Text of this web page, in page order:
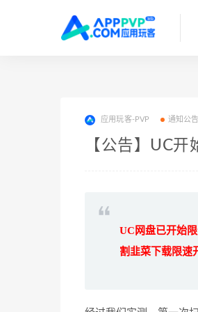
应用玩客-PVP 通知公告
【公告】UC开
UC网盘已开始
割韭菜下载限速